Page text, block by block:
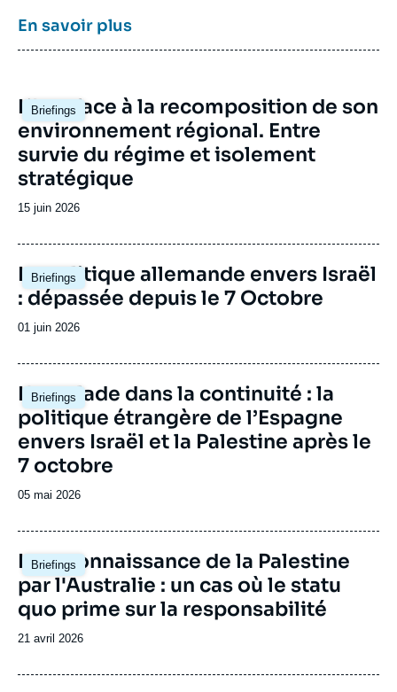
sub-saharienne…).
En savoir plus
Briefings
Image
principale
L’Iran face à la recomposition de son
environnement régional. Entre
survie du régime et isolement
stratégique
Date
publication
15 juin 2026
Briefings
Image
principale
La politique allemande envers Israël
: dépassée depuis le 7 Octobre
Date
publication
01 juin 2026
Briefings
Image
principale
L'escalade dans la continuité : la
politique étrangère de l’Espagne
envers Israël et la Palestine après le
7 octobre
Date
publication
05 mai 2026
Briefings
Image
principale
La reconnaissance de la Palestine
par l'Australie : un cas où le statu
quo prime sur la responsabilité
Date
publication
21 avril 2026